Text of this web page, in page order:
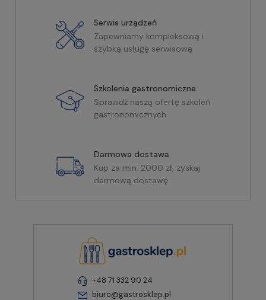
Serwis urządzeń
Zapewniamy kompleksową i
szybką usługę serwisową
Szkolenia gastronomiczne
Sprawdź naszą ofertę szkoleń
gastronomicznych
Darmowa dostawa
Kup za min. 2000 zł, zyskaj
darmową dostawę
+48 71 332 90 24
biuro@gastrosklep.pl